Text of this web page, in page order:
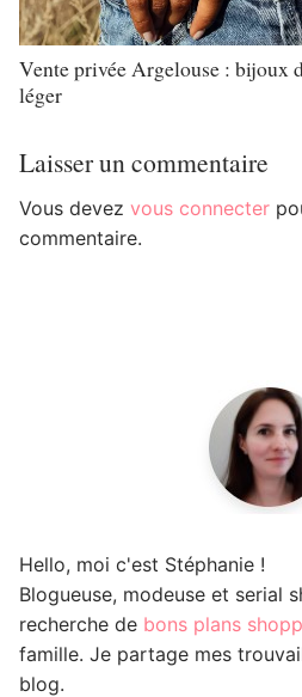
Vente privée Argelouse : bijoux
léger
Laisser un commentaire
Vous devez vous connecter
commentaire.
Hello, moi c'est Stéphanie !
Blogueuse, modeuse et serial
recherche de bons plans
famille. Je partage mes
blog.